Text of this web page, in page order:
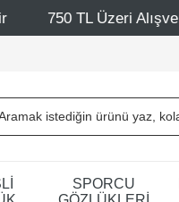
- Ücretsiz Kargo
SPORCU